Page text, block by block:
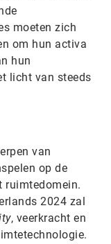
moeten zich
om hun activa
hun
licht van steeds
van
op de
ruimtedomein.
2024 zal
, veerkracht en